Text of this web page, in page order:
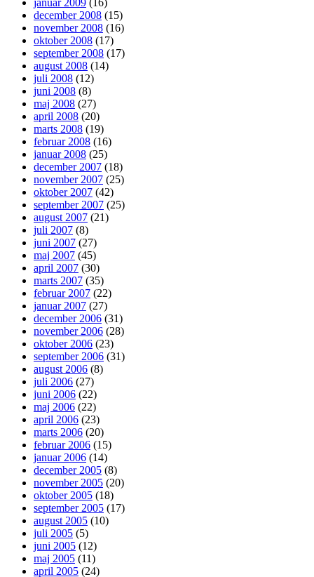
december 2008 (15)
november 2008 (16)
oktober 2008 (17)
september 2008 (17)
august 2008 (14)
juli 2008 (12)
juni 2008 (8)
maj 2008 (27)
april 2008 (20)
marts 2008 (19)
februar 2008 (16)
januar 2008 (25)
december 2007 (18)
november 2007 (25)
oktober 2007 (42)
september 2007 (25)
august 2007 (21)
juli 2007 (8)
juni 2007 (27)
maj 2007 (45)
april 2007 (30)
marts 2007 (35)
februar 2007 (22)
januar 2007 (27)
december 2006 (31)
november 2006 (28)
oktober 2006 (23)
september 2006 (31)
august 2006 (8)
juli 2006 (27)
juni 2006 (22)
maj 2006 (22)
april 2006 (23)
marts 2006 (20)
februar 2006 (15)
januar 2006 (14)
december 2005 (8)
november 2005 (20)
oktober 2005 (18)
september 2005 (17)
august 2005 (10)
juli 2005 (5)
juni 2005 (12)
maj 2005 (11)
april 2005 (24)